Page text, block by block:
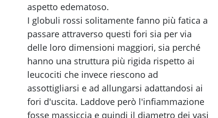
aspetto edematoso.
I globuli rossi solitamente fanno più fatica a
passare attraverso questi fori sia per via
delle loro dimensioni maggiori, sia perché
hanno una struttura più rigida rispetto ai
leucociti che invece riescono ad
assottigliarsi e ad allungarsi adattandosi ai
fori d'uscita. Laddove però l'infiammazione
fosse massiccia e quindi il diametro dei vasi